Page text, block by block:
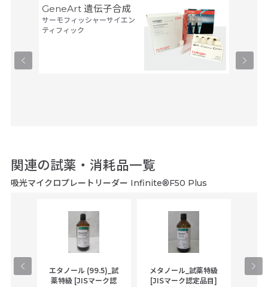
GeneArt 遺伝子合成
サーモフィッシャーサイエン
ティフィック
関連の試薬・消耗品一覧
吸光マイクロプレートリーダー Infinite®F50 Plus
エタノール (99.5)_試
薬特級 [JISマーク認
メタノール_試薬特級
[JISマーク認定品目]
ア